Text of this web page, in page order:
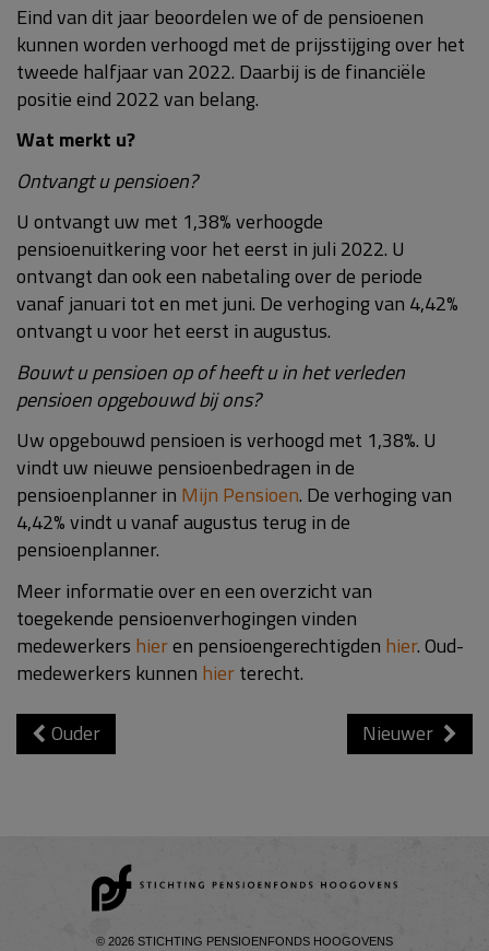
Eind van dit jaar beoordelen we of de pensioenen
kunnen worden verhoogd met de prijsstijging over het
tweede halfjaar van 2022. Daarbij is de financiële
positie eind 2022 van belang.
Wat merkt u?
Ontvangt u pensioen?
U ontvangt uw met 1,38% verhoogde
pensioenuitkering voor het eerst in juli 2022. U
ontvangt dan ook een nabetaling over de periode
vanaf januari tot en met juni. De verhoging van 4,42%
ontvangt u voor het eerst in augustus.
Bouwt u pensioen op of heeft u in het verleden
pensioen opgebouwd bij ons?
Uw opgebouwd pensioen is verhoogd met 1,38%. U
vindt uw nieuwe pensioenbedragen in de
pensioenplanner in Mijn Pensioen. De verhoging van
4,42% vindt u vanaf augustus terug in de
pensioenplanner.
Meer informatie over en een overzicht van
toegekende pensioenverhogingen vinden
medewerkers hieren pensioengerechtigden hier. Oud-
medewerkers kunnen hierterecht.
Ouder Nieuwer
© 2026 STICHTING PENSIOENFONDS HOOGOVENS